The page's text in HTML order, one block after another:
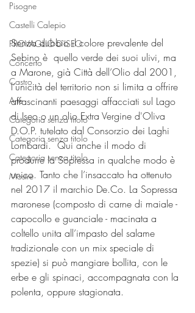
Pisogne
Castelli Calepio
PROVAGLIO D'ISEO
Concerto
Castro
Arte
Categoria senza titolo
Categoria senza titolo
Categoria senza titolo
Mostre
Senza dubbio il colore prevalente del
Sebino è  quello verde dei suoi ulivi, ma
a Marone, già Città dell’Olio dal 2001,
l’unicità del territorio non si limita a offrire
affascinanti paesaggi affacciati sul Lago
di Iseo o un olio Extra Vergine d'Oliva
D.O.P. tutelato dal Consorzio dei Laghi
Lombardi.  Qui anche il modo di
produrre la Sopressa in qualche modo è
unico. Tanto che l’insaccato ha ottenuto
nel 2017 il marchio De.Co. La Sopressa
maronese (composto di carne di maiale -
capocollo e guanciale - macinata a
coltello unita all’impasto del salame
tradizionale con un mix speciale di
spezie) si può mangiare bollita, con le
erbe e gli spinaci, accompagnata con la
polenta, oppure stagionata.